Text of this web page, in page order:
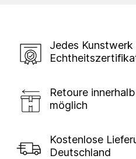
Jedes
Retoure
möglich
Kostenlose
Deutschland